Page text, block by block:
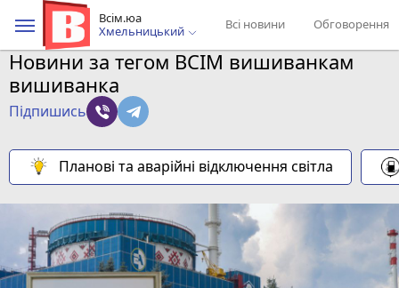
Всім.юа
Хмельницький
Всі новини Обговорення
Новини за тегом ВСІМ вишиванкам
вишиванка
Підпишись
Планові та аварійні відключення світла